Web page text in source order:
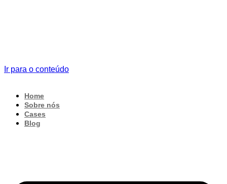
Ir para o conteúdo
Home
Sobre nós
Cases
Blog